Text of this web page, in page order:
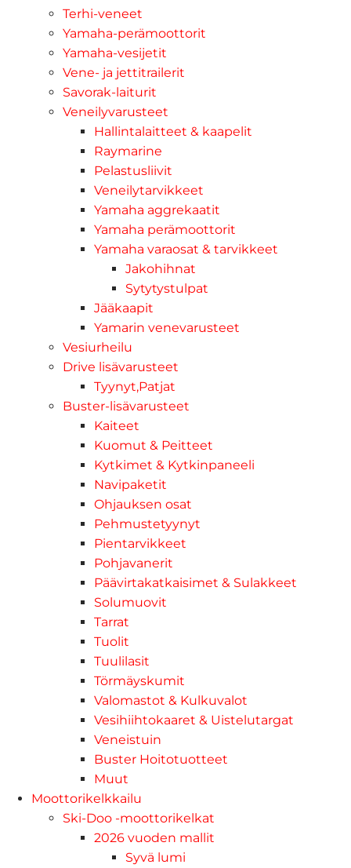
Terhi-veneet
Yamaha-perämoottorit
Yamaha-vesijetit
Vene- ja jettitrailerit
Savorak-laiturit
Veneilyvarusteet
Hallintalaitteet & kaapelit
Raymarine
Pelastusliivit
Veneilytarvikkeet
Yamaha aggrekaatit
Yamaha perämoottorit
Yamaha varaosat & tarvikkeet
Jakohihnat
Sytytystulpat
Jääkaapit
Yamarin venevarusteet
Vesiurheilu
Drive lisävarusteet
Tyynyt,Patjat
Buster-lisävarusteet
Kaiteet
Kuomut & Peitteet
Kytkimet & Kytkinpaneeli
Navipaketit
Ohjauksen osat
Pehmustetyynyt
Pientarvikkeet
Pohjavanerit
Päävirtakatkaisimet & Sulakkeet
Solumuovit
Tarrat
Tuolit
Tuulilasit
Törmäyskumit
Valomastot & Kulkuvalot
Vesihiihtokaaret & Uistelutargat
Veneistuin
Buster Hoitotuotteet
Muut
Moottorikelkkailu
Ski-Doo -moottorikelkat
2026 vuoden mallit
Syvä lumi